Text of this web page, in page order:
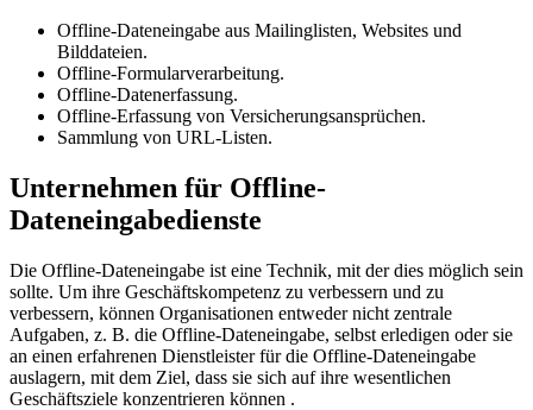
Offline-Dateneingabe aus Mailinglisten, Websites und
Bilddateien.
Offline-Formularverarbeitung.
Offline-Datenerfassung.
Offline-Erfassung von Versicherungsansprüchen.
Sammlung von URL-Listen.
Unternehmen für Offline-
Dateneingabedienste
Die Offline-Dateneingabe ist eine Technik, mit der dies möglich sein
sollte. Um ihre Geschäftskompetenz zu verbessern und zu
verbessern, können Organisationen entweder nicht zentrale
Aufgaben, z. B. die Offline-Dateneingabe, selbst erledigen oder sie
an einen erfahrenen Dienstleister für die Offline-Dateneingabe
auslagern, mit dem Ziel, dass sie sich auf ihre wesentlichen
Geschäftsziele konzentrieren können .